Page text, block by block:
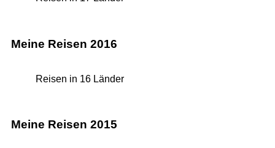
Meine Reisen 2016
Reisen in 16 Länder
Meine Reisen 2015